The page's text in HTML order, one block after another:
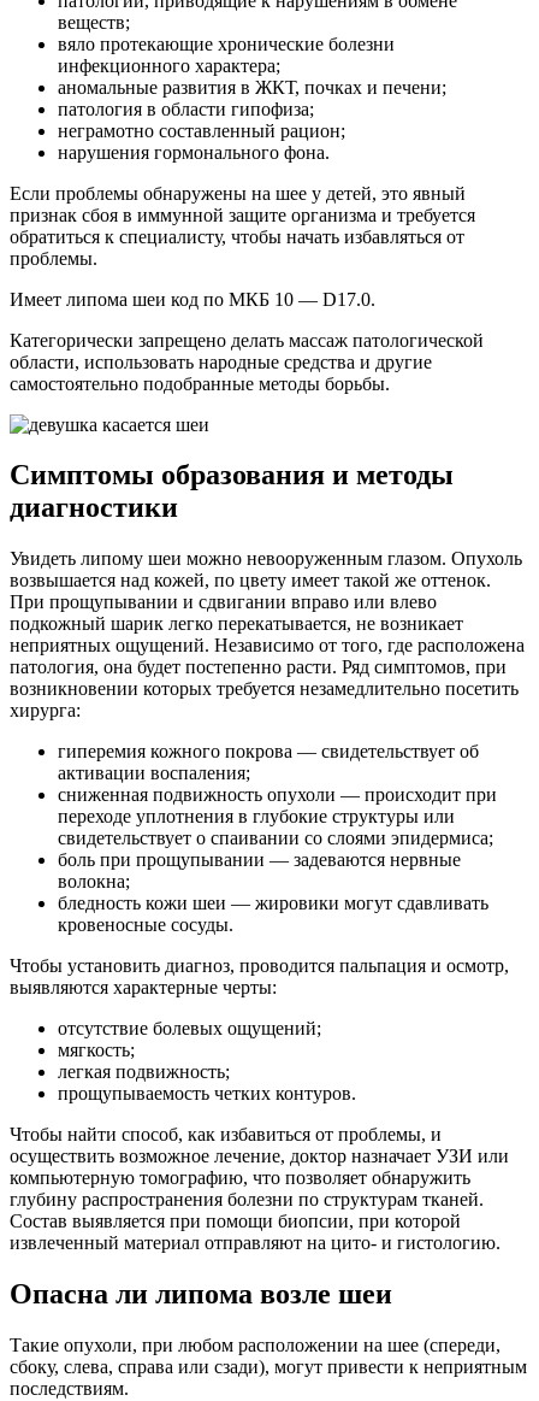
веществ;
вяло протекающие хронические болезни
инфекционного характера;
аномальные развития в ЖКТ, почках и печени;
патология в области гипофиза;
неграмотно составленный рацион;
нарушения гормонального фона.
Если проблемы обнаружены на шее у детей, это явный
признак сбоя в иммунной защите организма и требуется
обратиться к специалисту, чтобы начать избавляться от
проблемы.
Имеет липома шеи код по МКБ 10 — D17.0.
Категорически запрещено делать массаж патологической
области, использовать народные средства и другие
самостоятельно подобранные методы борьбы.
Симптомы образования и методы
диагностики
Увидеть липому шеи можно невооруженным глазом. Опухоль
возвышается над кожей, по цвету имеет такой же оттенок.
При прощупывании и сдвигании вправо или влево
подкожный шарик легко перекатывается, не возникает
неприятных ощущений. Независимо от того, где расположена
патология, она будет постепенно расти. Ряд симптомов, при
возникновении которых требуется незамедлительно посетить
хирурга:
гиперемия кожного покрова — свидетельствует об
активации воспаления;
сниженная подвижность опухоли — происходит при
переходе уплотнения в глубокие структуры или
свидетельствует о спаивании со слоями эпидермиса;
боль при прощупывании — задеваются нервные
волокна;
бледность кожи шеи — жировики могут сдавливать
кровеносные сосуды.
Чтобы установить диагноз, проводится пальпация и осмотр,
выявляются характерные черты:
отсутствие болевых ощущений;
мягкость;
легкая подвижность;
прощупываемость четких контуров.
Чтобы найти способ, как избавиться от проблемы, и
осуществить возможное лечение, доктор назначает УЗИ или
компьютерную томографию, что позволяет обнаружить
глубину распространения болезни по структурам тканей.
Состав выявляется при помощи биопсии, при которой
извлеченный материал отправляют на цито- и гистологию.
Опасна ли липома возле шеи
Такие опухоли, при любом расположении на шее (спереди,
сбоку, слева, справа или сзади), могут привести к неприятным
последствиям.